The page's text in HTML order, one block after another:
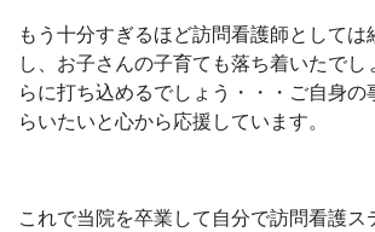
もう十分すぎるほど訪問看護師としては
し、お子さんの子育ても落ち着いたでし
らに打ち込めるでしょう・・・ご自身の
らいたいと心から応援しています。
これで当院を卒業して自分で訪問看護ス